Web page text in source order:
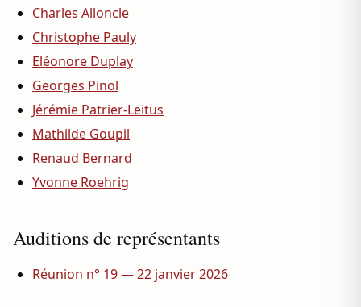
Charles Alloncle
Christophe Pauly
Eléonore Duplay
Georges Pinol
Jérémie Patrier-Leitus
Mathilde Goupil
Renaud Bernard
Yvonne Roehrig
Auditions de représentants
Réunion n° 19 — 22 janvier 2026